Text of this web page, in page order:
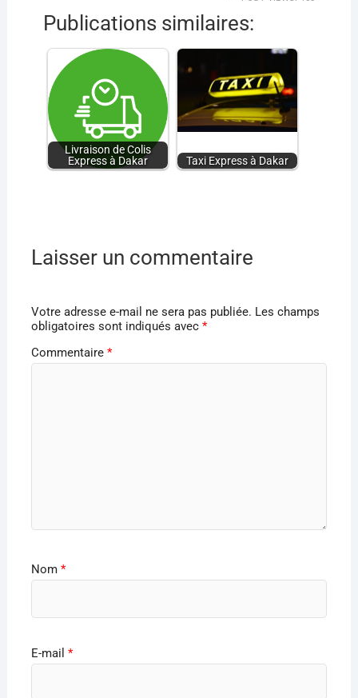
Publications similaires:
Livraison de Colis
Express à Dakar
Taxi Express à Dakar
Laisser un commentaire
Votre adresse e-mail ne sera pas publiée. Les champs
obligatoires sont indiqués avec *
Commentaire *
Nom *
E-mail *